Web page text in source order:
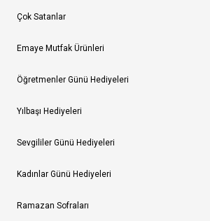
Çok Satanlar
Emaye Mutfak Ürünleri
Öğretmenler Günü Hediyeleri
Yılbaşı Hediyeleri
Sevgililer Günü Hediyeleri
Kadınlar Günü Hediyeleri
Ramazan Sofraları